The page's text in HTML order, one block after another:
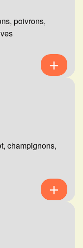
poivrons,
champignons,